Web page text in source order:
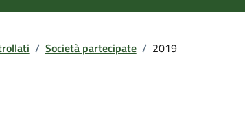
/ Società partecipate / 2019